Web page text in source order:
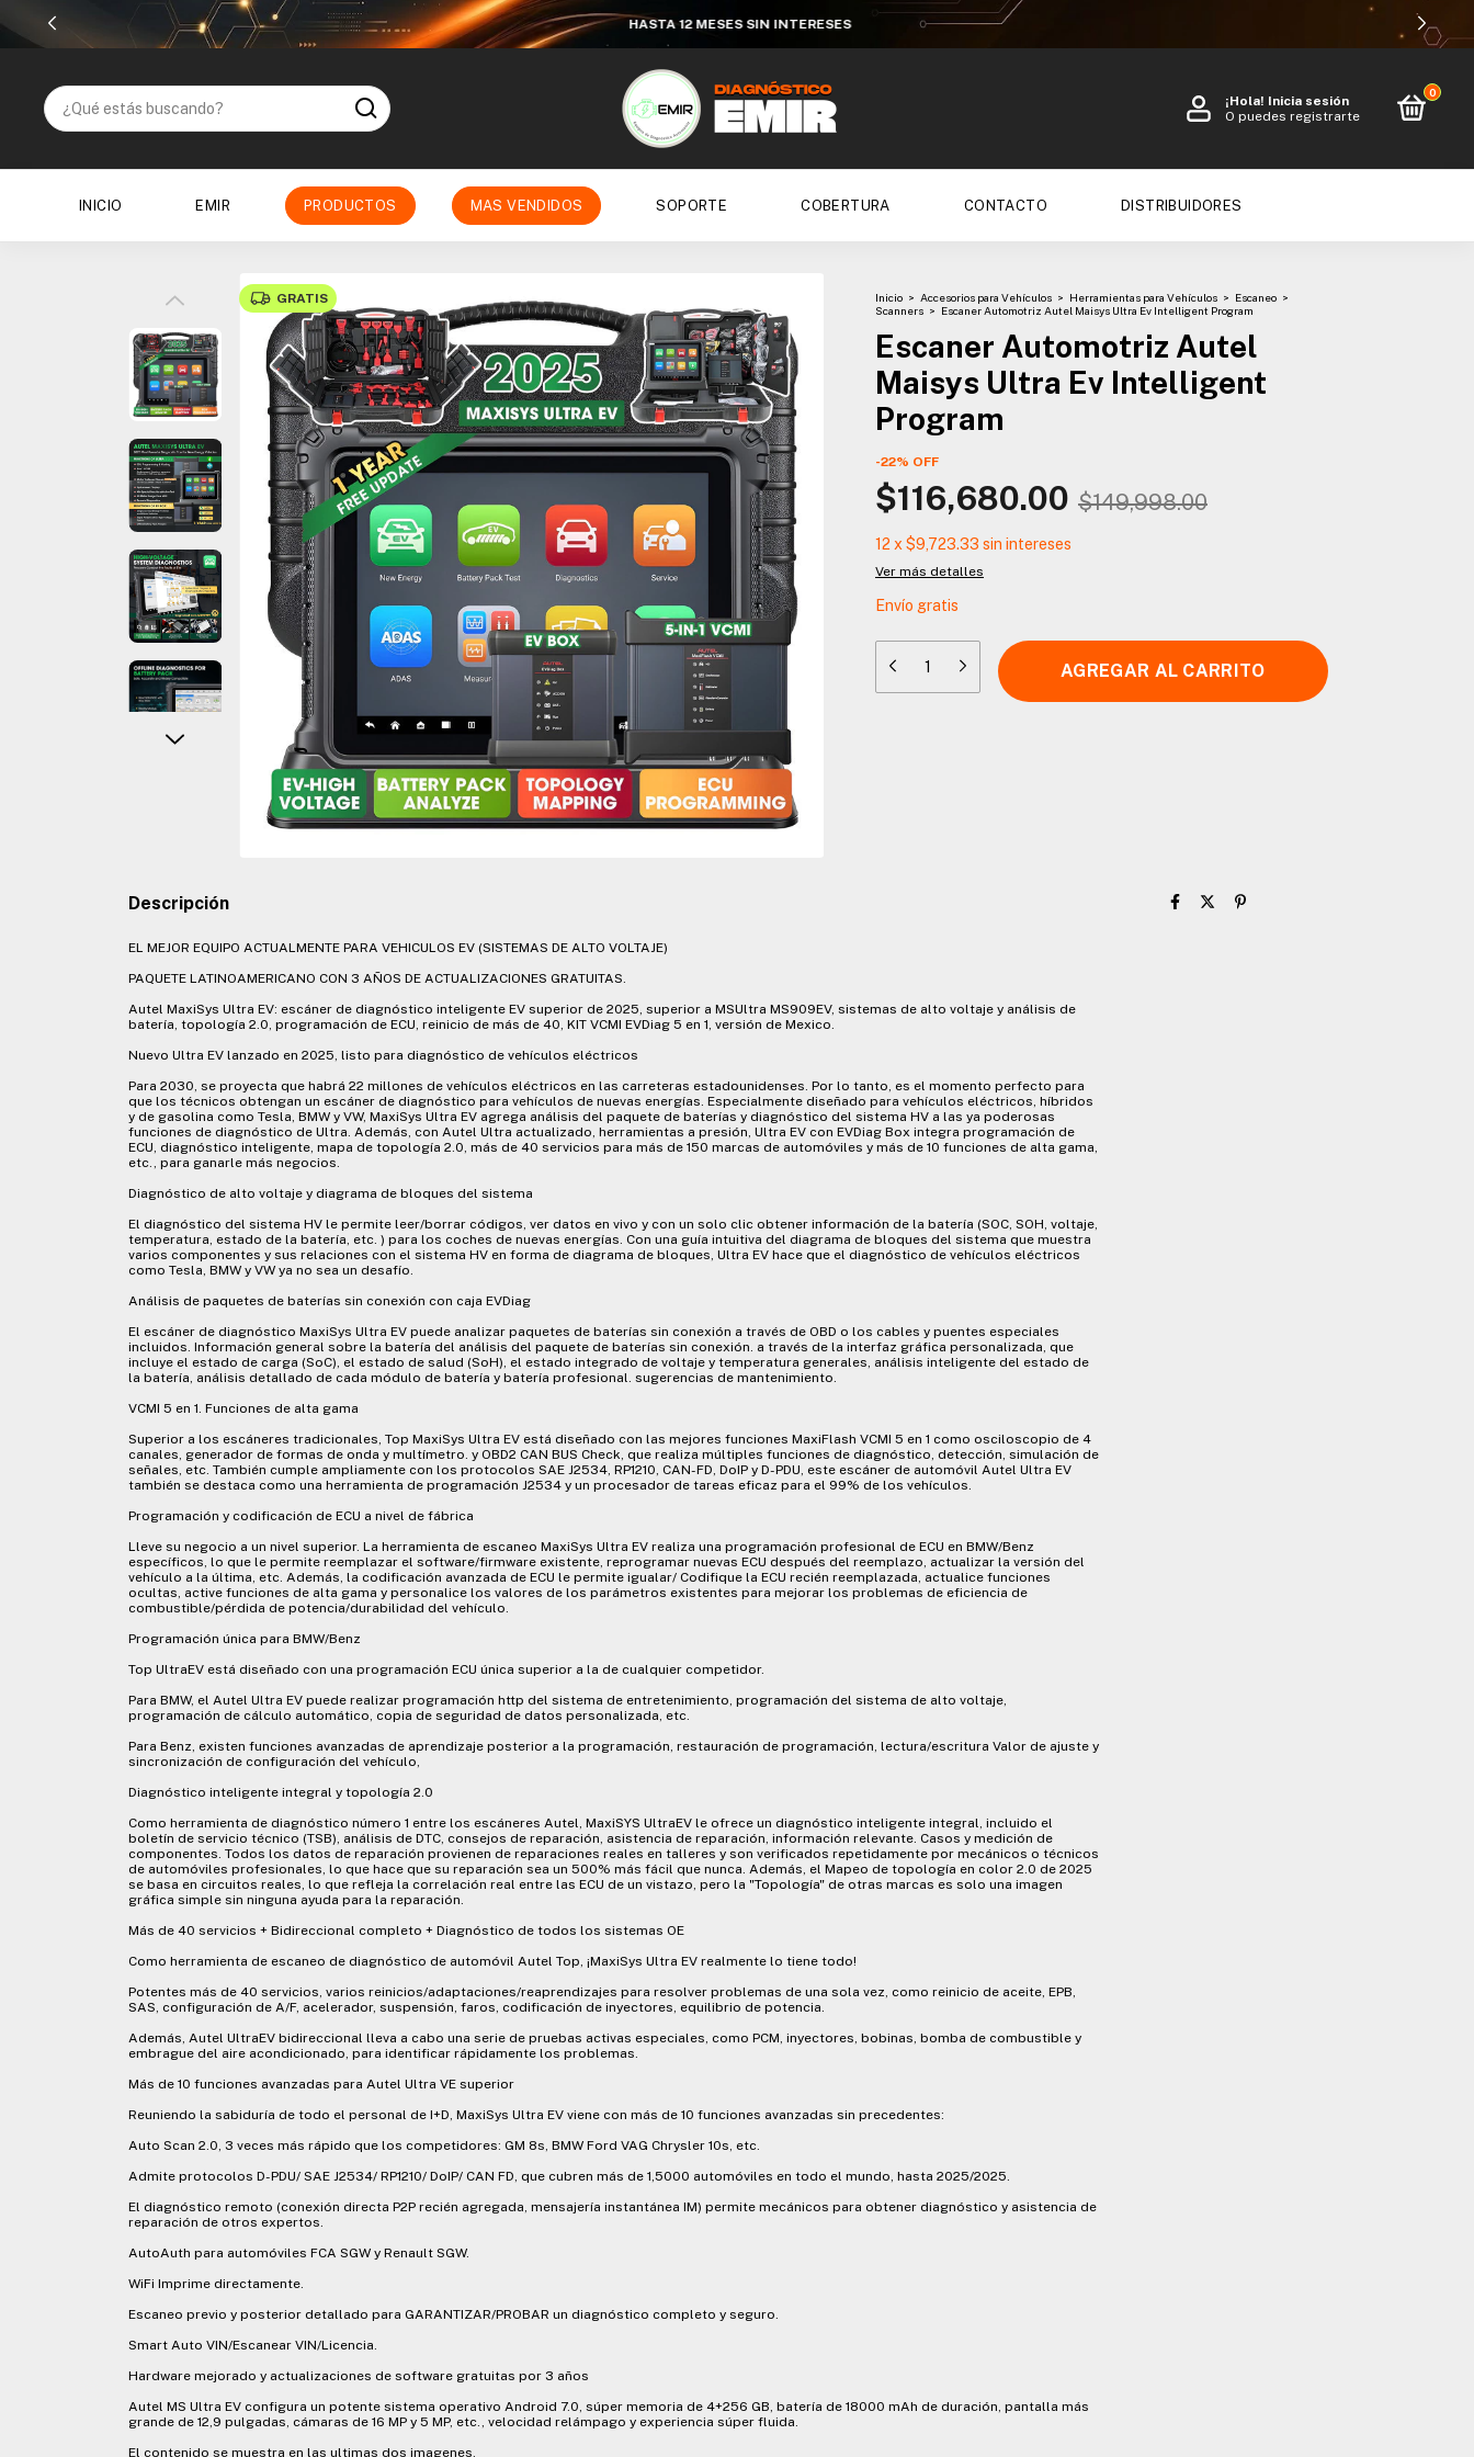
HASTA 12 MESES SIN INTERESES
¡Hola! Inicia sesión
O puedes registrarte
0
INICIO EMIR PRODUCTOS MAS VENDIDOS SOPORTE COBERTURA CONTACTO DISTRIBUIDORES
GRATIS Inicio > Accesorios para Vehículos > Herramientas para Vehículos > Escaneo >
Scanners > Escaner Automotriz Autel Maisys Ultra Ev Intelligent Program
Escaner Automotriz Autel
Maisys Ultra Ev Intelligent
Program
-22% OFF
$116,680.00 $149,998.00
12 x $9,723.33 sin intereses
Ver más detalles
Envío gratis
Descripción
EL MEJOR EQUIPO ACTUALMENTE PARA VEHICULOS EV (SISTEMAS DE ALTO VOLTAJE)
PAQUETE LATINOAMERICANO CON 3 AÑOS DE ACTUALIZACIONES GRATUITAS.
Autel MaxiSys Ultra EV: escáner de diagnóstico inteligente EV superior de 2025, superior a MSUltra MS909EV, sistemas de alto voltaje y análisis de
batería, topología 2.0, programación de ECU, reinicio de más de 40, KIT VCMI EVDiag 5 en 1, versión de Mexico.
Nuevo Ultra EV lanzado en 2025, listo para diagnóstico de vehículos eléctricos
Para 2030, se proyecta que habrá 22 millones de vehículos eléctricos en las carreteras estadounidenses. Por lo tanto, es el momento perfecto para
que los técnicos obtengan un escáner de diagnóstico para vehículos de nuevas energías. Especialmente diseñado para vehículos eléctricos, híbridos
y de gasolina como Tesla, BMW y VW, MaxiSys Ultra EV agrega análisis del paquete de baterías y diagnóstico del sistema HV a las ya poderosas
funciones de diagnóstico de Ultra. Además, con Autel Ultra actualizado, herramientas a presión, Ultra EV con EVDiag Box integra programación de
ECU, diagnóstico inteligente, mapa de topología 2.0, más de 40 servicios para más de 150 marcas de automóviles y más de 10 funciones de alta gama,
etc., para ganarle más negocios.
Diagnóstico de alto voltaje y diagrama de bloques del sistema
El diagnóstico del sistema HV le permite leer/borrar códigos, ver datos en vivo y con un solo clic obtener información de la batería (SOC, SOH, voltaje,
temperatura, estado de la batería, etc. ) para los coches de nuevas energías. Con una guía intuitiva del diagrama de bloques del sistema que muestra
varios componentes y sus relaciones con el sistema HV en forma de diagrama de bloques, Ultra EV hace que el diagnóstico de vehículos eléctricos
como Tesla, BMW y VW ya no sea un desafío.
Análisis de paquetes de baterías sin conexión con caja EVDiag
El escáner de diagnóstico MaxiSys Ultra EV puede analizar paquetes de baterías sin conexión a través de OBD o los cables y puentes especiales
incluidos. Información general sobre la batería del análisis del paquete de baterías sin conexión. a través de la interfaz gráfica personalizada, que
incluye el estado de carga (SoC), el estado de salud (SoH), el estado integrado de voltaje y temperatura generales, análisis inteligente del estado de
la batería, análisis detallado de cada módulo de batería y batería profesional. sugerencias de mantenimiento.
VCMI 5 en 1. Funciones de alta gama
Superior a los escáneres tradicionales, Top MaxiSys Ultra EV está diseñado con las mejores funciones MaxiFlash VCMI 5 en 1 como osciloscopio de 4
canales, generador de formas de onda y multímetro. y OBD2 CAN BUS Check, que realiza múltiples funciones de diagnóstico, detección, simulación de
señales, etc. También cumple ampliamente con los protocolos SAE J2534, RP1210, CAN-FD, DoIP y D-PDU, este escáner de automóvil Autel Ultra EV
también se destaca como una herramienta de programación J2534 y un procesador de tareas eficaz para el 99% de los vehículos.
Programación y codificación de ECU a nivel de fábrica
Lleve su negocio a un nivel superior. La herramienta de escaneo MaxiSys Ultra EV realiza una programación profesional de ECU en BMW/Benz
específicos, lo que le permite reemplazar el software/firmware existente, reprogramar nuevas ECU después del reemplazo, actualizar la versión del
vehículo a la última, etc. Además, la codificación avanzada de ECU le permite igualar/ Codifique la ECU recién reemplazada, actualice funciones
ocultas, active funciones de alta gama y personalice los valores de los parámetros existentes para mejorar los problemas de eficiencia de
combustible/pérdida de potencia/durabilidad del vehículo.
Programación única para BMW/Benz
Top UltraEV está diseñado con una programación ECU única superior a la de cualquier competidor.
Para BMW, el Autel Ultra EV puede realizar programación http del sistema de entretenimiento, programación del sistema de alto voltaje,
programación de cálculo automático, copia de seguridad de datos personalizada, etc.
Para Benz, existen funciones avanzadas de aprendizaje posterior a la programación, restauración de programación, lectura/escritura Valor de ajuste y
sincronización de configuración del vehículo,
Diagnóstico inteligente integral y topología 2.0
Como herramienta de diagnóstico número 1 entre los escáneres Autel, MaxiSYS UltraEV le ofrece un diagnóstico inteligente integral, incluido el
boletín de servicio técnico (TSB), análisis de DTC, consejos de reparación, asistencia de reparación, información relevante. Casos y medición de
componentes. Todos los datos de reparación provienen de reparaciones reales en talleres y son verificados repetidamente por mecánicos o técnicos
de automóviles profesionales, lo que hace que su reparación sea un 500% más fácil que nunca. Además, el Mapeo de topología en color 2.0 de 2025
se basa en circuitos reales, lo que refleja la correlación real entre las ECU de un vistazo, pero la "Topología" de otras marcas es solo una imagen
gráfica simple sin ninguna ayuda para la reparación.
Más de 40 servicios + Bidireccional completo + Diagnóstico de todos los sistemas OE
Como herramienta de escaneo de diagnóstico de automóvil Autel Top, ¡MaxiSys Ultra EV realmente lo tiene todo!
Potentes más de 40 servicios, varios reinicios/adaptaciones/reaprendizajes para resolver problemas de una sola vez, como reinicio de aceite, EPB,
SAS, configuración de A/F, acelerador, suspensión, faros, codificación de inyectores, equilibrio de potencia.
Además, Autel UltraEV bidireccional lleva a cabo una serie de pruebas activas especiales, como PCM, inyectores, bobinas, bomba de combustible y
embrague del aire acondicionado, para identificar rápidamente los problemas.
Más de 10 funciones avanzadas para Autel Ultra VE superior
Reuniendo la sabiduría de todo el personal de I+D, MaxiSys Ultra EV viene con más de 10 funciones avanzadas sin precedentes:
Auto Scan 2.0, 3 veces más rápido que los competidores: GM 8s, BMW Ford VAG Chrysler 10s, etc.
Admite protocolos D-PDU/ SAE J2534/ RP1210/ DoIP/ CAN FD, que cubren más de 1,5000 automóviles en todo el mundo, hasta 2025/2025.
El diagnóstico remoto (conexión directa P2P recién agregada, mensajería instantánea IM) permite mecánicos para obtener diagnóstico y asistencia de
reparación de otros expertos.
AutoAuth para automóviles FCA SGW y Renault SGW.
WiFi Imprime directamente.
Escaneo previo y posterior detallado para GARANTIZAR/PROBAR un diagnóstico completo y seguro.
Smart Auto VIN/Escanear VIN/Licencia.
Hardware mejorado y actualizaciones de software gratuitas por 3 años
Autel MS Ultra EV configura un potente sistema operativo Android 7.0, súper memoria de 4+256 GB, batería de 18000 mAh de duración, pantalla más
grande de 12,9 pulgadas, cámaras de 16 MP y 5 MP, etc., velocidad relámpago y experiencia súper fluida.
El contenido se muestra en las ultimas dos imagenes.